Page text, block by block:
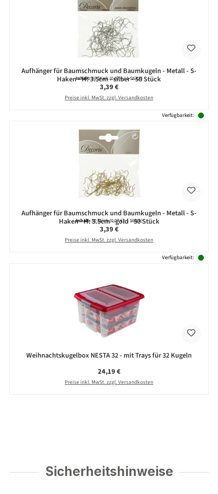
Aufhänger für Baumschmuck und Baumkugeln - Metall - S-
Haken - H: 3.5cm - silber - 50 Stück
Inhalt:50 Stück(0,07 € / 1 Stück)
Regulärer Preis:
3,39 €
Preise inkl. MwSt. zzgl. Versandkosten
Verfügbarkeit:
Aufhänger für Baumschmuck und Baumkugeln - Metall - S-
Haken - H: 3.5cm - gold - 50 Stück
Inhalt:50 Stück(0,07 € / 1 Stück)
Regulärer Preis:
3,39 €
Preise inkl. MwSt. zzgl. Versandkosten
Verfügbarkeit:
Weihnachtskugelbox NESTA 32 - mit Trays für 32 Kugeln
Regulärer Preis:
24,19 €
Preise inkl. MwSt. zzgl. Versandkosten
Sicherheitshinweise